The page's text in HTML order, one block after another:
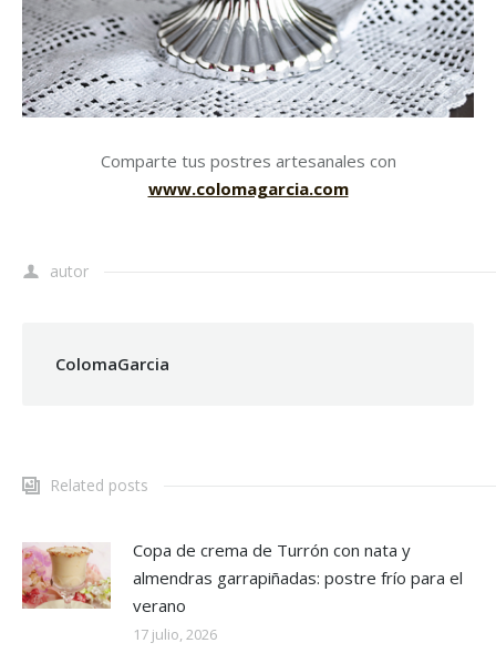
Comparte tus postres artesanales con
www.colomagarcia.com
autor
ColomaGarcia
Related posts
Copa de crema de Turrón con nata y
almendras garrapiñadas: postre frío para el
verano
17 julio, 2026